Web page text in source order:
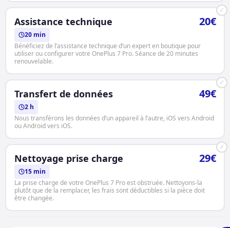
✓
Assistance technique 20€
20 min
Bénéficiez de l’assistance technique d’un expert en boutique pour
utiliser ou configurer votre OnePlus 7 Pro. Séance de 20 minutes
renouvelable.
✓
Transfert de données 49€
2 h
Nous transférons les données d’un appareil à l’autre, iOS vers Android
ou Android vers iOS.
✓
Nettoyage prise charge 29€
15 min
La prise charge de votre OnePlus 7 Pro est obstruée. Nettoyons-la
plutôt que de la remplacer, les frais sont déductibles si la pièce doit
être changée.